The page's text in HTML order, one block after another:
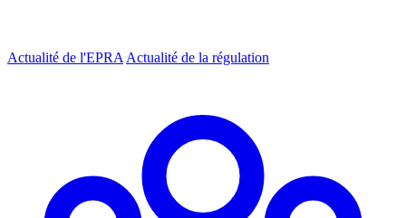
Actualité de l'EPRA Actualité de la régulation